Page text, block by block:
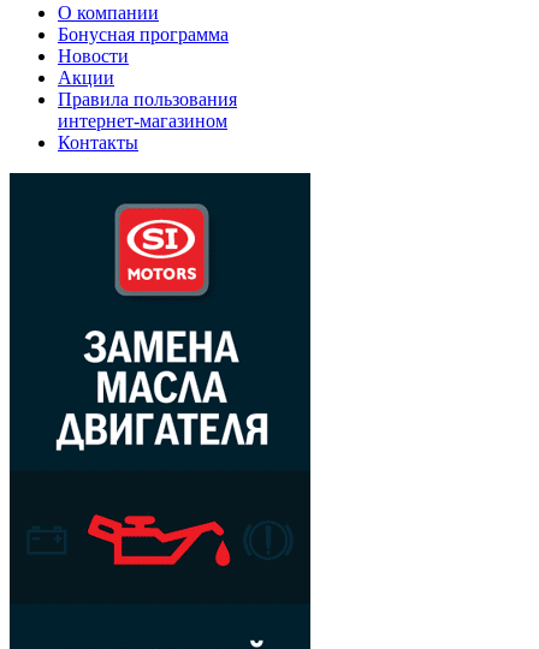
О компании
Бонусная программа
Новости
Акции
Правила пользования
интернет-магазином
Контакты